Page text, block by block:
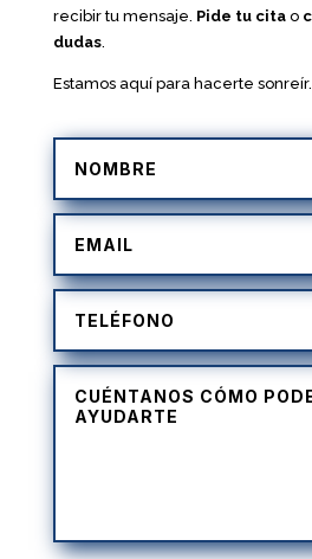
recibir tu mensaje. Pide tu citao
dudas.
Estamos aquí para hacerte sonreír.